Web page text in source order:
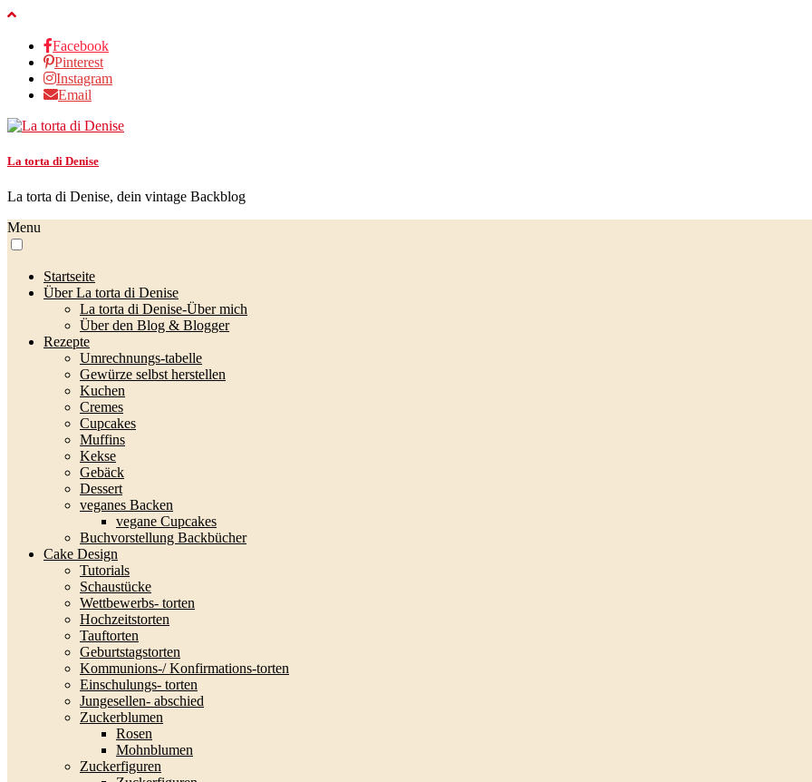
Facebook
Pinterest
Instagram
Email
La torta di Denise
La torta di Denise, dein vintage Backblog
Menu
Startseite
Über La torta di Denise
La torta di Denise-Über mich
Über den Blog & Blogger
Rezepte
Umrechnungs-tabelle
Gewürze selbst herstellen
Kuchen
Cremes
Cupcakes
Muffins
Kekse
Gebäck
Dessert
veganes Backen
vegane Cupcakes
Buchvorstellung Backbücher
Cake Design
Tutorials
Schaustücke
Wettbewerbs- torten
Hochzeitstorten
Tauftorten
Geburtstagstorten
Kommunions-/ Konfirmations-torten
Einschulungs- torten
Jungesellen- abschied
Zuckerblumen
Rosen
Mohnblumen
Zuckerfiguren